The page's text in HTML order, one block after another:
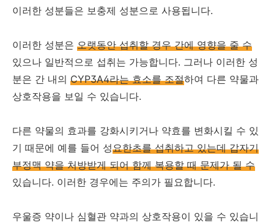
이러한 성분들은 보충제 성분으로 사용됩니다.
이러한 성분은 오랫동안 섭취할 경우 간에 영향을 줄 수
있으나 일반적으로 섭취는 가능합니다. 그러나 이러한 성
분은 간 내의 CYP3A4라는 효소를 조절하여 다른 약물과
상호작용을 보일 수 있습니다.
다른 약물의 효과를 강화시키거나 약효를 변화시킬 수 있
기 때문에 예를 들어 성요한초를 섭취하고 있는데 갑자기
부정맥 약을 처방받게 되어 함께 복용할 때 문제가 될 수
있습니다. 이러한 경우에는 주의가 필요합니다.
우울증 약이나 심혈관 약과의 상호작용이 있을 수 있습니